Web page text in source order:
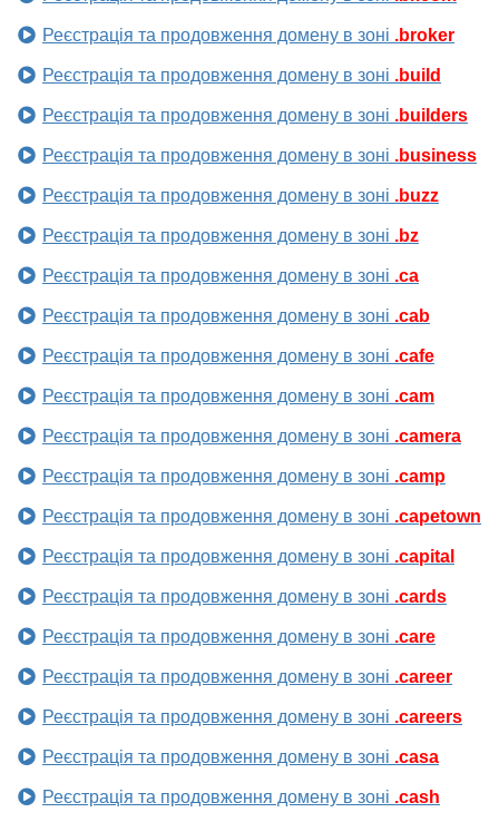
Реєстрація та продовження домену в зоні .broker
Реєстрація та продовження домену в зоні .build
Реєстрація та продовження домену в зоні .builders
Реєстрація та продовження домену в зоні .business
Реєстрація та продовження домену в зоні .buzz
Реєстрація та продовження домену в зоні .bz
Реєстрація та продовження домену в зоні .ca
Реєстрація та продовження домену в зоні .cab
Реєстрація та продовження домену в зоні .cafe
Реєстрація та продовження домену в зоні .cam
Реєстрація та продовження домену в зоні .camera
Реєстрація та продовження домену в зоні .camp
Реєстрація та продовження домену в зоні .capetown
Реєстрація та продовження домену в зоні .capital
Реєстрація та продовження домену в зоні .cards
Реєстрація та продовження домену в зоні .care
Реєстрація та продовження домену в зоні .career
Реєстрація та продовження домену в зоні .careers
Реєстрація та продовження домену в зоні .casa
Реєстрація та продовження домену в зоні .cash